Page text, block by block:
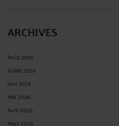
ARCHIVES
Août 2026
Juillet 2026
Juin 2026
Mai 2026
Avril 2026
Mars 2026